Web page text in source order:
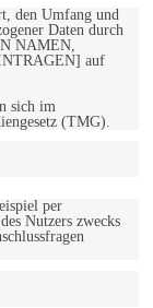
den Umfang und
Daten durch
NAMEN,
auf
sich im
(TMG).
per
Nutzers zwecks